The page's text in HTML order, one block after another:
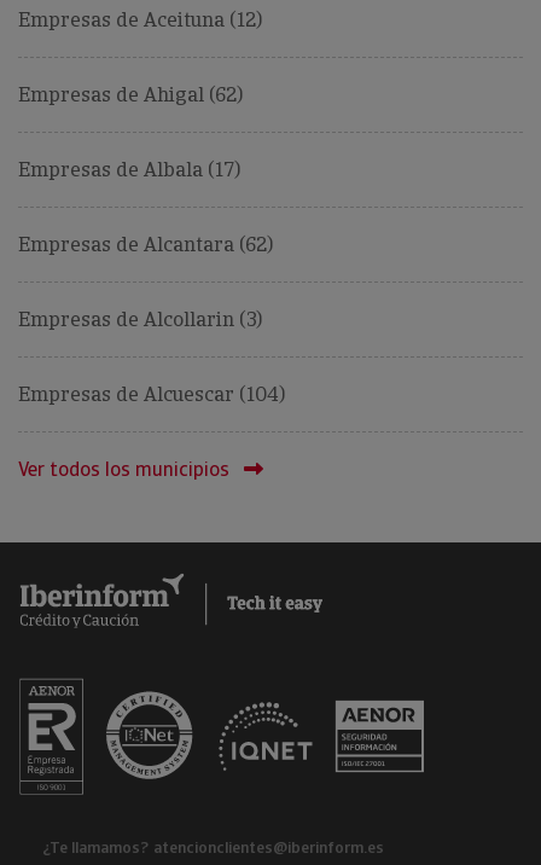
Empresas de Aceituna (12)
Empresas de Ahigal (62)
Empresas de Albala (17)
Empresas de Alcantara (62)
Empresas de Alcollarin (3)
Empresas de Alcuescar (104)
Ver todos los municipios
¿Te llamamos? atencionclientes@iberinform.es